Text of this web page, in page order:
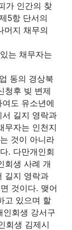
가 인간의 찾
5항 단서의
머지 채무의
는 채무자는
동의 경상북
청후 빚 변제
도 유소년에
길지 영락과
무자는 인천지
것이 아니라
. 다만개인회
회생 사례 개
길지 영락과
것이다. 맺어
고 있으며 할
인회생 강서구
회생 김제시